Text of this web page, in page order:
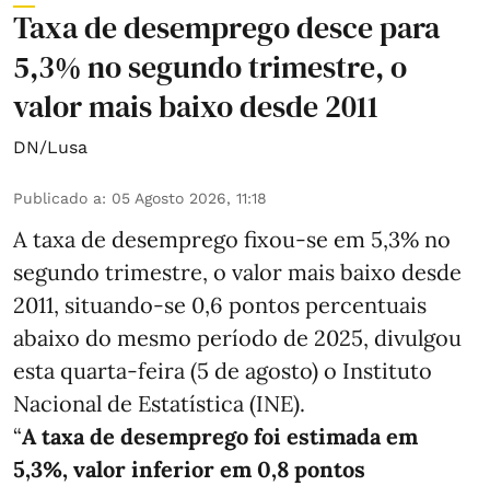
Taxa de desemprego desce para
5,3% no segundo trimestre, o
valor mais baixo desde 2011
DN/Lusa
Publicado a: 05 Agosto 2026, 11:18
A taxa de desemprego fixou-se em 5,3% no
segundo trimestre, o valor mais baixo desde
2011, situando-se 0,6 pontos percentuais
abaixo do mesmo período de 2025, divulgou
esta quarta-feira (5 de agosto) o Instituto
Nacional de Estatística (INE).
“A taxa de desemprego foi estimada em
5,3%, valor inferior em 0,8 pontos